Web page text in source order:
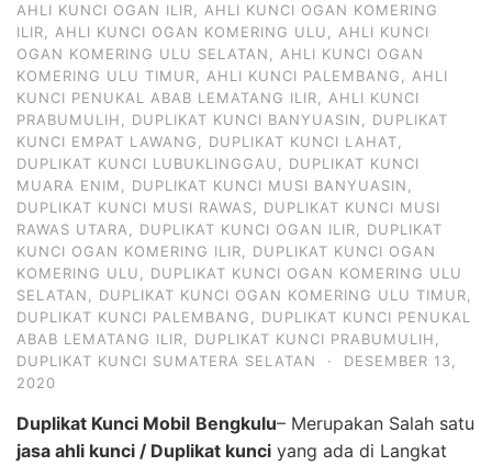
AHLI KUNCI OGAN ILIR, AHLI KUNCI OGAN KOMERING
ILIR, AHLI KUNCI OGAN KOMERING ULU, AHLI KUNCI
OGAN KOMERING ULU SELATAN, AHLI KUNCI OGAN
KOMERING ULU TIMUR, AHLI KUNCI PALEMBANG, AHLI
KUNCI PENUKAL ABAB LEMATANG ILIR, AHLI KUNCI
PRABUMULIH, DUPLIKAT KUNCI BANYUASIN, DUPLIKAT
KUNCI EMPAT LAWANG, DUPLIKAT KUNCI LAHAT,
DUPLIKAT KUNCI LUBUKLINGGAU, DUPLIKAT KUNCI
MUARA ENIM, DUPLIKAT KUNCI MUSI BANYUASIN,
DUPLIKAT KUNCI MUSI RAWAS, DUPLIKAT KUNCI MUSI
RAWAS UTARA, DUPLIKAT KUNCI OGAN ILIR, DUPLIKAT
KUNCI OGAN KOMERING ILIR, DUPLIKAT KUNCI OGAN
KOMERING ULU, DUPLIKAT KUNCI OGAN KOMERING ULU
SELATAN, DUPLIKAT KUNCI OGAN KOMERING ULU TIMUR,
DUPLIKAT KUNCI PALEMBANG, DUPLIKAT KUNCI PENUKAL
ABAB LEMATANG ILIR, DUPLIKAT KUNCI PRABUMULIH,
DUPLIKAT KUNCI SUMATERA SELATAN
·
DESEMBER 13,
2020
Duplikat Kunci Mobil Bengkulu– Merupakan Salah satu
jasa ahli kunci / Duplikat kunci yang ada di Langkat